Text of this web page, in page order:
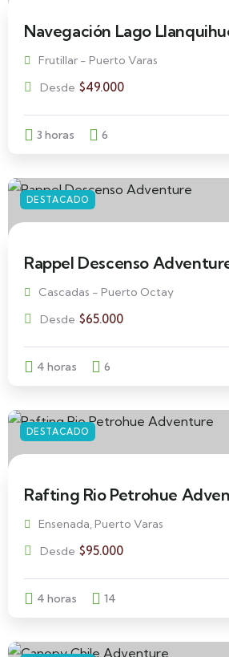
Navegación Lago
Frutillar - Puerto Varas
Desde $49.000
3 horas 6
DESTACADO
Rappel Descenso
Cascadas - Puerto Octay
Desde $65.000
4 horas 6
DESTACADO
Rafting Rio Petrohue
Ensenada, Puerto Varas
Desde $95.000
4 horas 14